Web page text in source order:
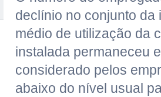
declínio no conjunto da
médio de utilização da
instalada permaneceu
considerado pelos
abaixo do nível usual